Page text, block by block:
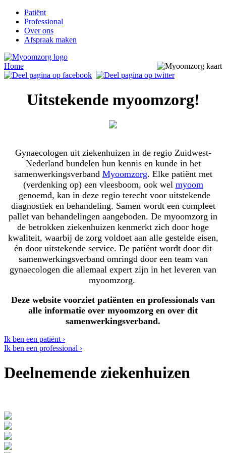
Patiënt
Professional
Over ons
Afspraak maken
Home
Uitstekende myoomzorg!
Gynaecologen uit ziekenhuizen in de regio Zuidwest-
Nederland bundelen hun kennis en kunde in het
samenwerkingsverband Myoomzorg. Elke patiënt met
(verdenking op) een vleesboom, ook wel myoom
genoemd, kan in deze regio terecht voor uitstekende
diagnostiek en behandeling. Samen wordt een compleet
pallet van behandelingen aangeboden. De myoomzorg in
de betrokken ziekenhuizen kenmerkt zich door hoge
kwaliteit, waarbij de zorg voldoet aan alle gestelde eisen,
én door uitstekende service. De patiënt wordt door dit
samenwerkingsverband omringd door een team van
gynaecologen die allemaal expert zijn in het leveren van
myoomzorg.
Deze website voorziet patiënten en professionals van
alle informatie over myoomzorg en over dit
samenwerkingsverband.
Ik ben een patiënt ›
Ik ben een professional ›
Deelnemende ziekenhuizen